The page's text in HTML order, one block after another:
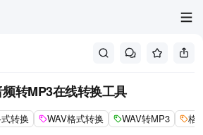
转MP3在线转换工具
转换 WAV格式转换 WAV转MP3 格